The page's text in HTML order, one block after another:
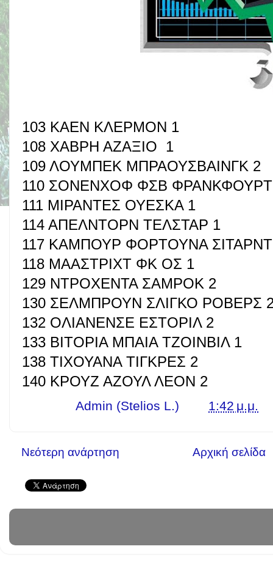
103 ΚΑΕΝ ΚΛΕΡΜΟΝ 1
108 ΧΑΒΡΗ ΑΖΑΞΙΟ 1
109 ΛΟΥΜΠΕΚ ΜΠΡΑΟΥΣΒΑΙΝΓΚ 2
110 ΣΟΝΕΝΧΟΦ ΦΣΒ
111 ΜΙΡΑΝΤΕΣ ΟΥΕΣΚΑ 1
114 ΑΠΕΛΝΤΟΡΝ ΤΕΛΣΤΑΡ 1
117 ΚΑΜΠΟΥΡ ΦΟΡΤΟΥΝΑ
118 ΜΑΑΣΤΡΙΧΤ ΦΚ ΟΣ 1
129 ΝΤΡΟΧΕΝΤΑ ΣΑΜΡΟΚ 2
130 ΣΕΛΜΠΡΟΥΝ ΣΛΙΓΚΟ ΡΟΒΕΡΣ
132 ΟΛΙΑΝΕΝΣΕ ΕΣΤΟΡΙΛ 2
133 ΒΙΤΟΡΙΑ ΜΠΑΙΑ ΤΖΟΙΝΒΙΛ 1
138 ΤΙΧΟΥΑΝΑ ΤΙΓΚΡΕΣ 2
140 ΚΡΟΥΖ ΑΖΟΥΛ ΛΕΟΝ 2
Admin (Stelios L.) 1:42 μ.μ.
Νεότερη ανάρτηση Αρχική σελίδα